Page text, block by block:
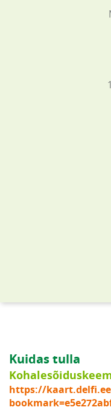
Kuidas tulla
https://